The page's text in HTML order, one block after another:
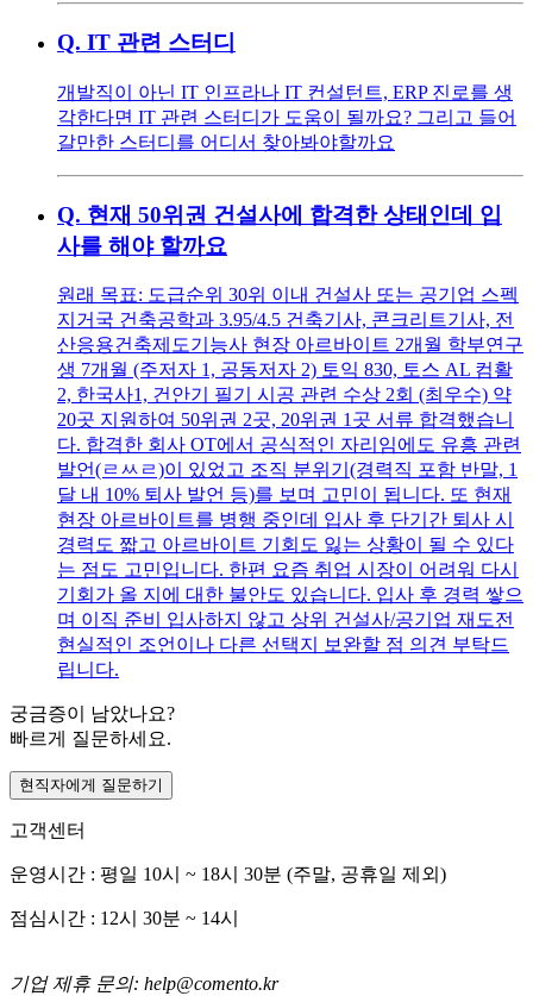
Q. IT 관련 스터디
개발직이 아닌 IT 인프라나 IT 컨설턴트, ERP 진로를 생
각한다면 IT 관련 스터디가 도움이 될까요? 그리고 들어
갈만한 스터디를 어디서 찾아봐야할까요
Q. 현재 50위권 건설사에 합격한 상태인데 입
사를 해야 할까요
원래 목표: 도급순위 30위 이내 건설사 또는 공기업 스펙
지거국 건축공학과 3.95/4.5 건축기사, 콘크리트기사, 전
산응용건축제도기능사 현장 아르바이트 2개월 학부연구
생 7개월 (주저자 1, 공동저자 2) 토익 830, 토스 AL 컴활
2, 한국사1, 건안기 필기 시공 관련 수상 2회 (최우수) 약
20곳 지원하여 50위권 2곳, 20위권 1곳 서류 합격했습니
다. 합격한 회사 OT에서 공식적인 자리임에도 유흥 관련
발언(ㄹㅆㄹ)이 있었고 조직 분위기(경력직 포함 반말, 1
달 내 10% 퇴사 발언 등)를 보며 고민이 됩니다. 또 현재
현장 아르바이트를 병행 중인데 입사 후 단기간 퇴사 시
경력도 짧고 아르바이트 기회도 잃는 상황이 될 수 있다
는 점도 고민입니다. 한편 요즘 취업 시장이 어려워 다시
기회가 올 지에 대한 불안도 있습니다. 입사 후 경력 쌓으
며 이직 준비 입사하지 않고 상위 건설사/공기업 재도전
현실적인 조언이나 다른 선택지 보완할 점 의견 부탁드
립니다.
궁금증이 남았나요?
빠르게 질문하세요.
현직자에게 질문하기
고객센터
운영시간 : 평일 10시 ~ 18시 30분 (주말, 공휴일 제외)
점심시간 : 12시 30분 ~ 14시
기업 제휴 문의: help@comento.kr